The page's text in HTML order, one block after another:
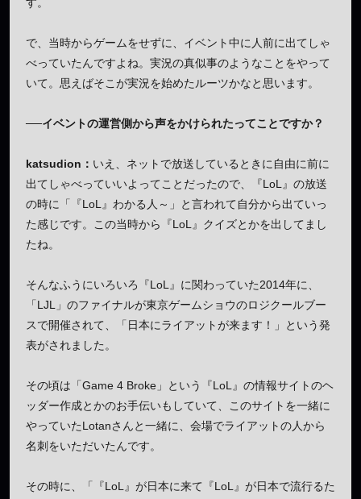
す。
で、当時からゲームをせずに、イベント中に人前に出てしゃ
べっていたんですよね。実況の真似事のようなことをやって
いて。思えばそこが実況を始めたルーツかなと思います。
──イベントの運営側から声をかけられたってことですか？
katsudion： いえ、ネットで放送しているときに自由に前に
出てしゃべっていいよってことだったので、『LoL』の放送
の時に「『LoL』わかる人～」と言われて自分から出ていっ
た感じです。この当時から『LoL』クイズとかを出してまし
たね。
そんなふうにいろいろ『LoL』に関わっていた2014年に、
「LJL」のファイナルが東京ゲームショウのロジクールブー
スで開催されて、「日本にライアットが来ます！」という発
表がされました。
その頃は「Game 4 Broke」という『LoL』の情報サイトのヘ
ッダー作成とかのお手伝いもしていて、このサイトを一緒に
やっていたLotanさんと一緒に、会場でライアットの人から
名刺をいただいたんです。
その時に、「『LoL』が日本に来て『LoL』が日本で流行るた